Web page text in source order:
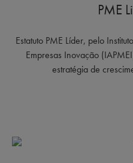
PME
Estatuto PME Líder, pelo
Empresas Inovação
estratégia de